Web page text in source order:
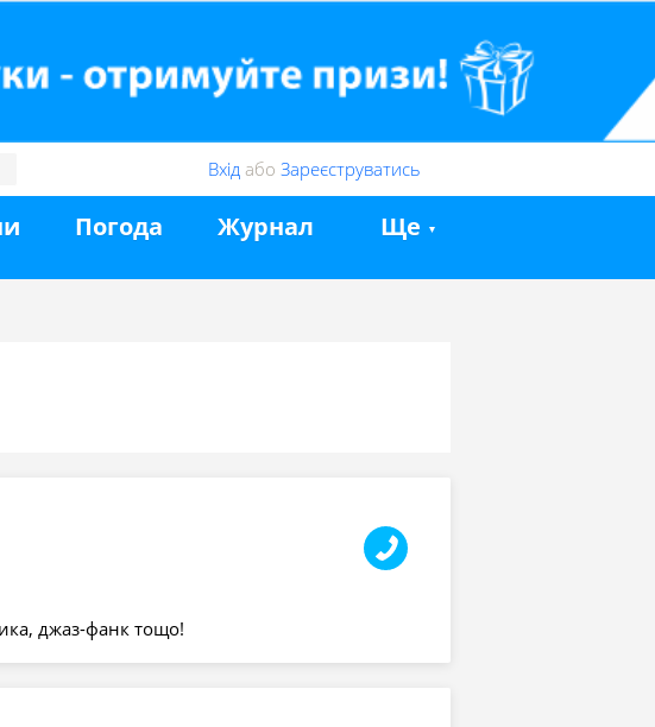
Вхід або Зареєструватись
Погода Журнал Ще
джаз-фанк тощо!